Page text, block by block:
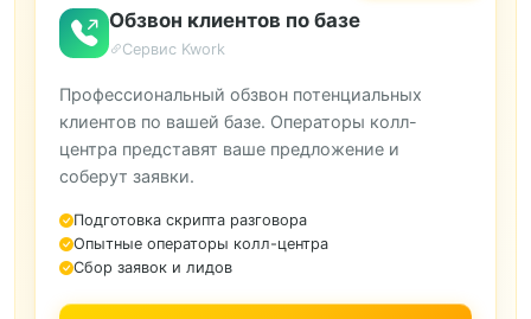
Обзвон клиентов по базе
Сервис Kwork
Профессиональный обзвон потенциальных
клиентов по вашей базе. Операторы колл-
центра представят ваше предложение и
соберут заявки.
Подготовка скрипта разговора
Опытные операторы колл-центра
Сбор заявок и лидов